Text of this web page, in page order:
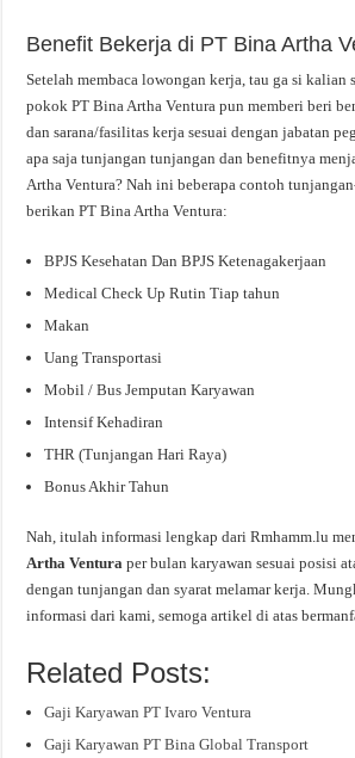
Benefit Bekerja di PT Bina Artha
Setelah membaca lowongan kerja, tau ga si kalian
pokok PT Bina Artha Ventura pun memberi beri
dan sarana/fasilitas kerja sesuai dengan jabatan
apa saja tunjangan tunjangan dan benefitnya
Artha Ventura? Nah ini beberapa contoh
berikan PT Bina Artha Ventura:
BPJS Kesehatan Dan BPJS Ketenagakerjaan
Medical Check Up Rutin Tiap tahun
Makan
Uang Transportasi
Mobil / Bus Jemputan Karyawan
Intensif Kehadiran
THR (Tunjangan Hari Raya)
Bonus Akhir Tahun
Nah, itulah informasi lengkap dari Rmhamm.lu
Artha Venturaper bulan karyawan sesuai posisi
dengan tunjangan dan syarat melamar kerja.
informasi dari kami, semoga artikel di atas
Related Posts:
Gaji Karyawan PT Ivaro Ventura
Gaji Karyawan PT Bina Global Transport